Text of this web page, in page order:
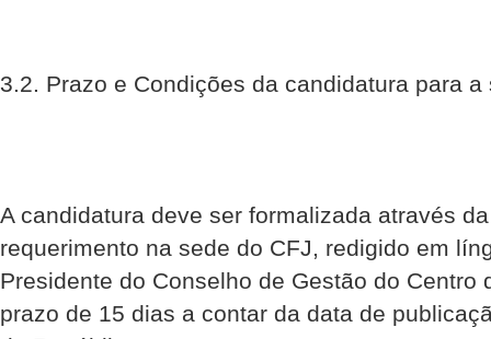
3.2. Prazo e Condições da candidatura para a
A candidatura deve ser formalizada através
requerimento na sede do CFJ, redigido em
Presidente do Conselho de Gestão do Centro
prazo de 15 dias a contar da data de